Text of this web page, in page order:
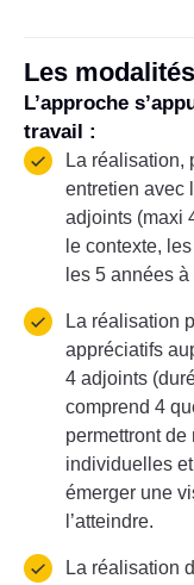
Les modalités
L’approche
travail :
La réalisation,
entretien avec
adjoints (maxi
le contexte,
les 5 années
La réalisation
appréciatifs
4 adjoints
comprend 4
permettront
individuelles
émerger une
l’atteindre.
La réalisation